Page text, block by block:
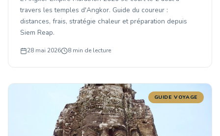
travers les temples d'Angkor. Guide du coureur :
distances, frais, stratégie chaleur et préparation depuis
Siem Reap.
28 mai 2026 8 min de lecture
GUIDE VOYAGE